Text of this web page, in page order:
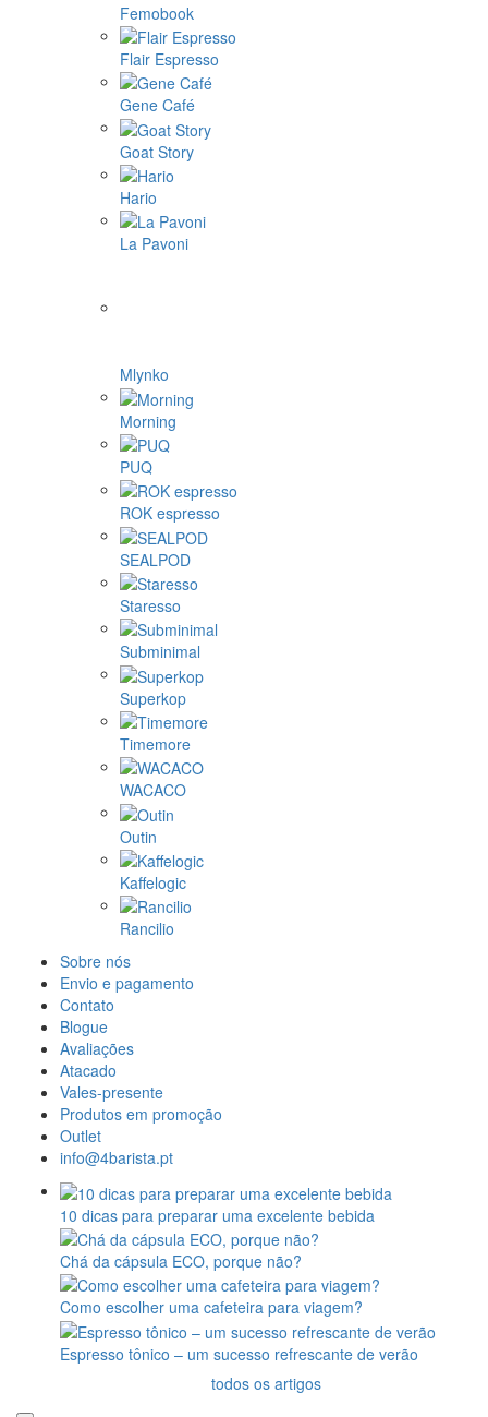
Femobook
Flair Espresso
Gene Café
Goat Story
Hario
La Pavoni
Mlynko
Morning
PUQ
ROK espresso
SEALPOD
Staresso
Subminimal
Superkop
Timemore
WACACO
Outin
Kaffelogic
Rancilio
Sobre nós
Envio e pagamento
Contato
Blogue
Avaliações
Atacado
Vales-presente
Produtos em promoção
Outlet
info@4barista.pt
10 dicas para preparar uma excelente bebida
Chá da cápsula ECO, porque não?
Como escolher uma cafeteira para viagem?
Espresso tônico – um sucesso refrescante de verão
todos os artigos